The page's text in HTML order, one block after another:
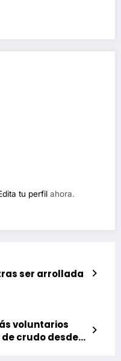
tu perfil ahora.
ser arrollada
voluntarios
crudo desde